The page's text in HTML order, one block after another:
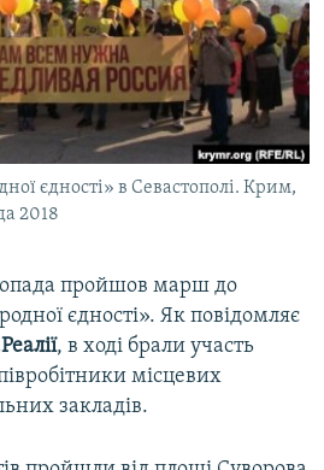
єдності» в Севастополі. Крим,
2018
пройшов марш до
єдності». Як повідомляє
, в ході брали участь
місцевих
закладів.